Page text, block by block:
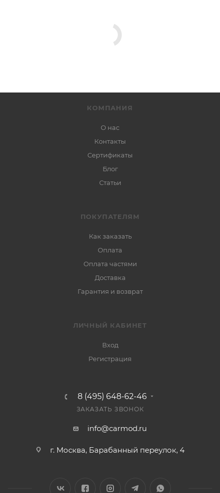
КОМПАНИЯ
О нас
Контакты
Сертификаты
Блог
Статьи
ПОКУПАТЕЛЯМ
Как заказать
Оплата
Оплата частями
Доставка
Гарантия и возврат
ЛИЧНЫЙ КАБИНЕТ
Вход
Регистрация
8 (495) 648-62-46
ЗАКАЗАТЬ ЗВОНОК
info@carmod.ru
г. Москва, Барабанный переулок, 4